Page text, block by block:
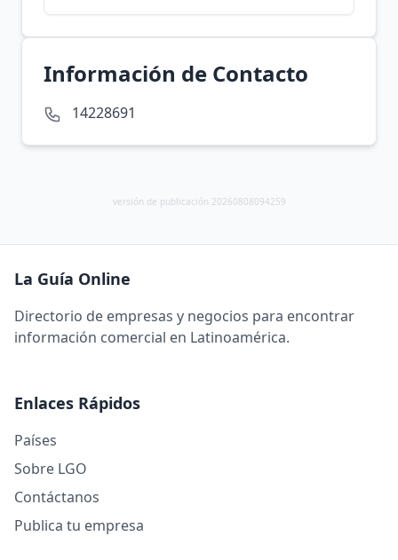
Información de Contacto
14228691
versión de publicación 20260808094259
La Guía Online
Directorio de empresas y negocios para encontrar
información comercial en Latinoamérica.
Enlaces Rápidos
Países
Sobre LGO
Contáctanos
Publica tu empresa